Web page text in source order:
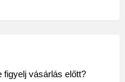
figyelj vásárlás előtt?